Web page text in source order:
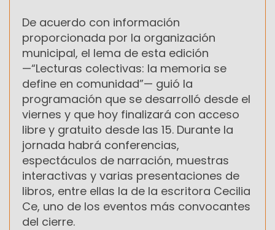
De acuerdo con información
proporcionada por la organización
municipal, el lema de esta edición
—“Lecturas colectivas: la memoria se
define en comunidad”— guió la
programación que se desarrolló desde el
viernes y que hoy finalizará con acceso
libre y gratuito desde las 15. Durante la
jornada habrá conferencias,
espectáculos de narración, muestras
interactivas y varias presentaciones de
libros, entre ellas la de la escritora Cecilia
Ce, uno de los eventos más convocantes
del cierre.